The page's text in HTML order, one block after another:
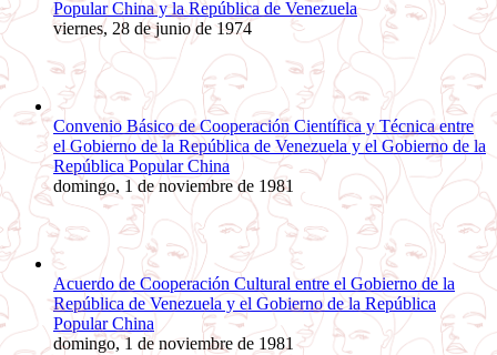
Popular China y la República de Venezuela
viernes, 28 de junio de 1974
Convenio Básico de Cooperación Científica y Técnica entre
el Gobierno de la República de Venezuela y el Gobierno de la
República Popular China
domingo, 1 de noviembre de 1981
Acuerdo de Cooperación Cultural entre el Gobierno de la
República de Venezuela y el Gobierno de la República
Popular China
domingo, 1 de noviembre de 1981